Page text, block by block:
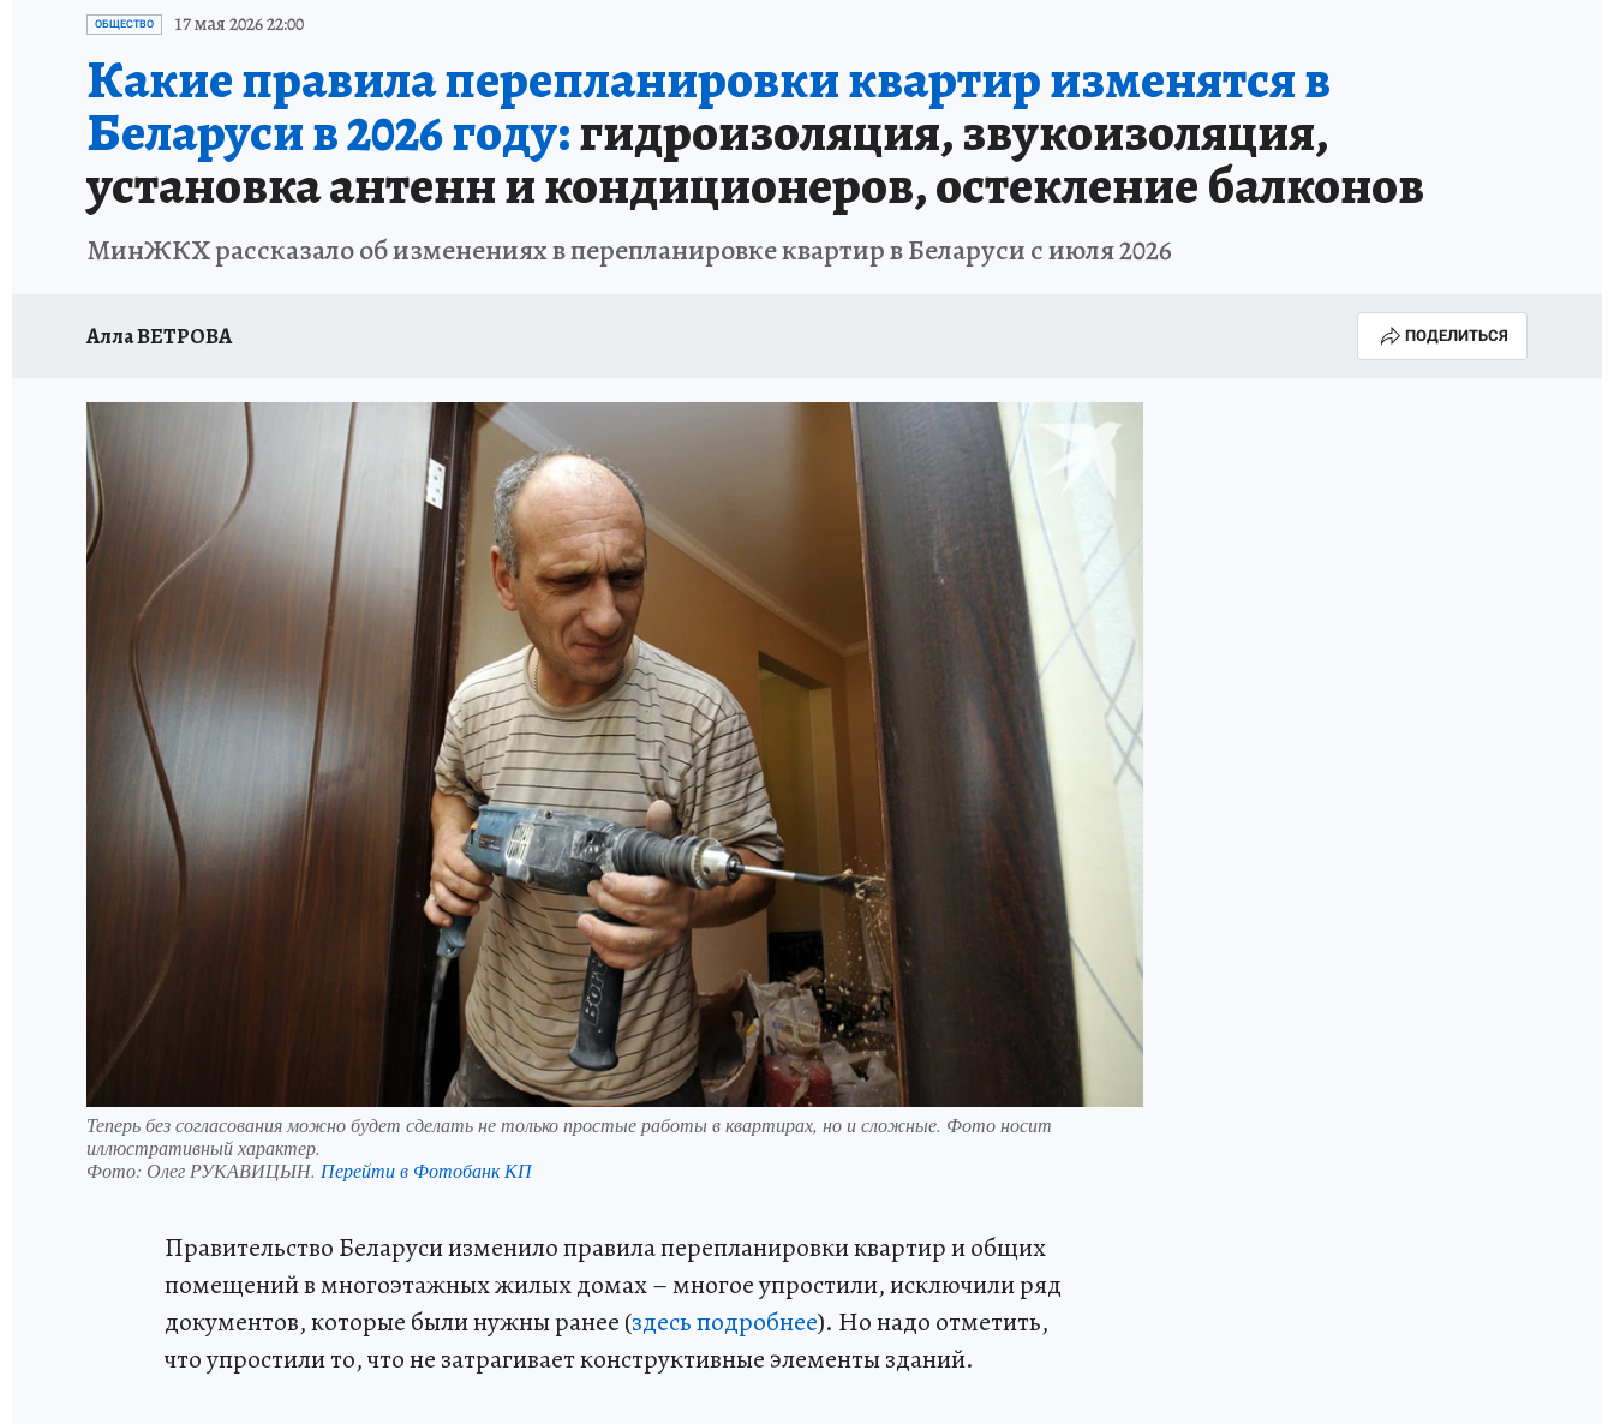
ОБЩЕСТВО 17 мая 2026 22:00
Какие правила перепланировки квартир изменятся в
Беларуси в 2026 году:гидроизоляция, звукоизоляция,
установка антенн и кондиционеров, остекление балконов
МинЖКХ рассказало об изменениях в перепланировке квартир в Беларуси с июля 2026
Алла ВЕТРОВА ПОДЕЛИТЬСЯ
Теперь без согласования можно будет сделать не только простые работы в квартирах, но и сложные. Фото носит
иллюстративный характер.
Фото: Олег РУКАВИЦЫН. Перейти в Фотобанк КП
Правительство Беларуси изменило правила перепланировки квартир и общих
помещений в многоэтажных жилых домах – многое упростили, исключили ряд
документов, которые были нужны ранее (здесь подробнее). Но надо отметить,
что упростили то, что не затрагивает конструктивные элементы зданий.